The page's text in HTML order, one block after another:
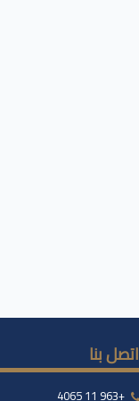
اتصل بنا
+963 11 4065